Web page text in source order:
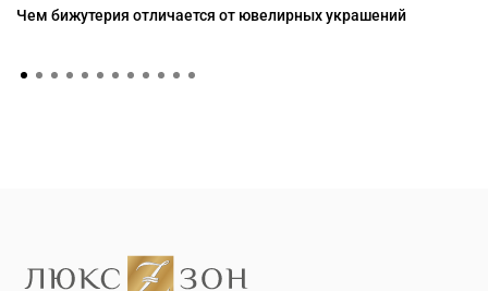
Чем бижутерия отличается от ювелирных украшений